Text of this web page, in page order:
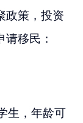
政策，投资
移民：
生，年龄可